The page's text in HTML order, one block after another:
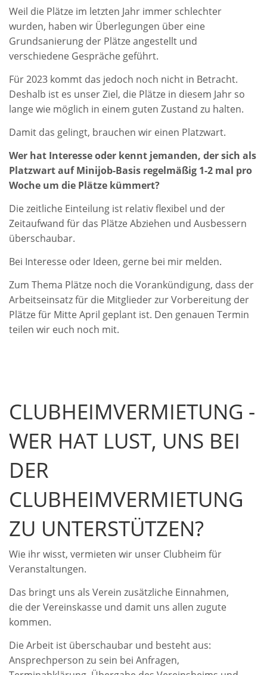
Weil die Plätze im letzten Jahr immer schlechter
wurden, haben wir Überlegungen über eine
Grundsanierung der Plätze angestellt und
verschiedene Gespräche geführt.
Für 2023 kommt das jedoch noch nicht in Betracht.
Deshalb ist es unser Ziel, die Plätze in diesem Jahr so
lange wie möglich in einem guten Zustand zu halten.
Damit das gelingt, brauchen wir einen Platzwart.
Wer hat Interesse oder kennt jemanden, der sich als
Platzwart auf Minijob-Basis regelmäßig 1-2 mal pro
Woche um die Plätze kümmert?
Die zeitliche Einteilung ist relativ flexibel und der
Zeitaufwand für das Plätze Abziehen und Ausbessern
überschaubar.
Bei Interesse oder Ideen, gerne bei mir melden.
Zum Thema Plätze noch die Vorankündigung, dass der
Arbeitseinsatz für die Mitglieder zur Vorbereitung der
Plätze für Mitte April geplant ist. Den genauen Termin
teilen wir euch noch mit.
CLUBHEIMVERMIETUNG -
WER HAT LUST, UNS BEI
DER
CLUBHEIMVERMIETUNG
ZU UNTERSTÜTZEN?
Wie ihr wisst, vermieten wir unser Clubheim für
Veranstaltungen.
Das bringt uns als Verein zusätzliche Einnahmen,
die der Vereinskasse und damit uns allen zugute
kommen.
Die Arbeit ist überschaubar und besteht aus:
Ansprechperson zu sein bei Anfragen,